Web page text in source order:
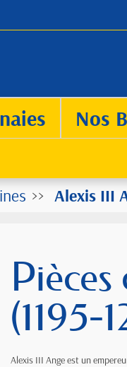
Nos
Alexis III
(1195-
Alexis III Ange est un